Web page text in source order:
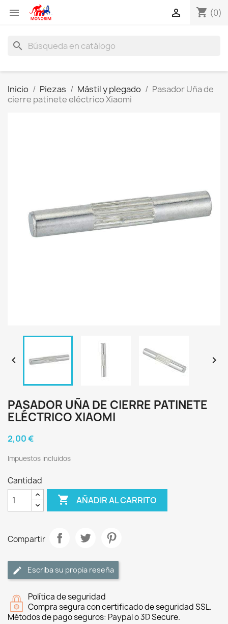
 shopping_cart (0)

search
Inicio Piezas Mástil y plegado
Pasador Uña de
cierre patinete eléctrico Xiaomi
 
PASADOR UÑA DE CIERRE PATINETE
ELÉCTRICO XIAOMI
2,00 €
Impuestos incluidos
Cantidad
 AÑADIR AL CARRITO
Compartir
Escriba su propia reseña
Política de seguridad
Compra segura con certificado de seguridad SSL.
Métodos de pago seguros: Paypal o 3D Secure.